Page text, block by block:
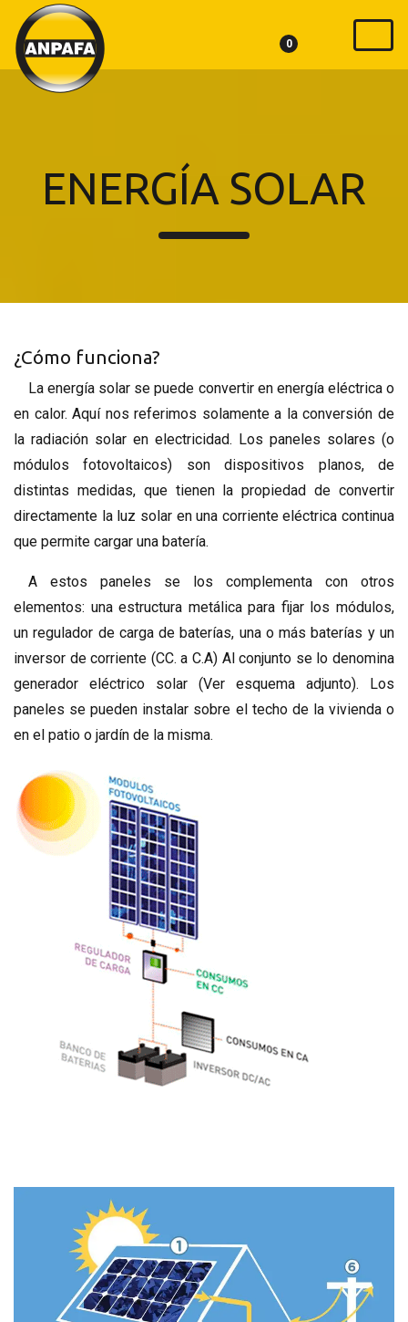
0
ENERGÍA SOLAR
¿Cómo funciona?
La energía solar se puede convertir en energía eléctrica o
en calor. Aquí nos referimos solamente a la conversión de
la radiación solar en electricidad. Los paneles solares (o
módulos fotovoltaicos) son dispositivos planos, de
distintas medidas, que tienen la propiedad de convertir
directamente la luz solar en una corriente eléctrica continua
que permite cargar una batería.
A estos paneles se los complementa con otros
elementos: una estructura metálica para fijar los módulos,
un regulador de carga de baterías, una o más baterías y un
inversor de corriente (CC. a C.A) Al conjunto se lo denomina
generador eléctrico solar (Ver esquema adjunto). Los
paneles se pueden instalar sobre el techo de la vivienda o
en el patio o jardín de la misma.